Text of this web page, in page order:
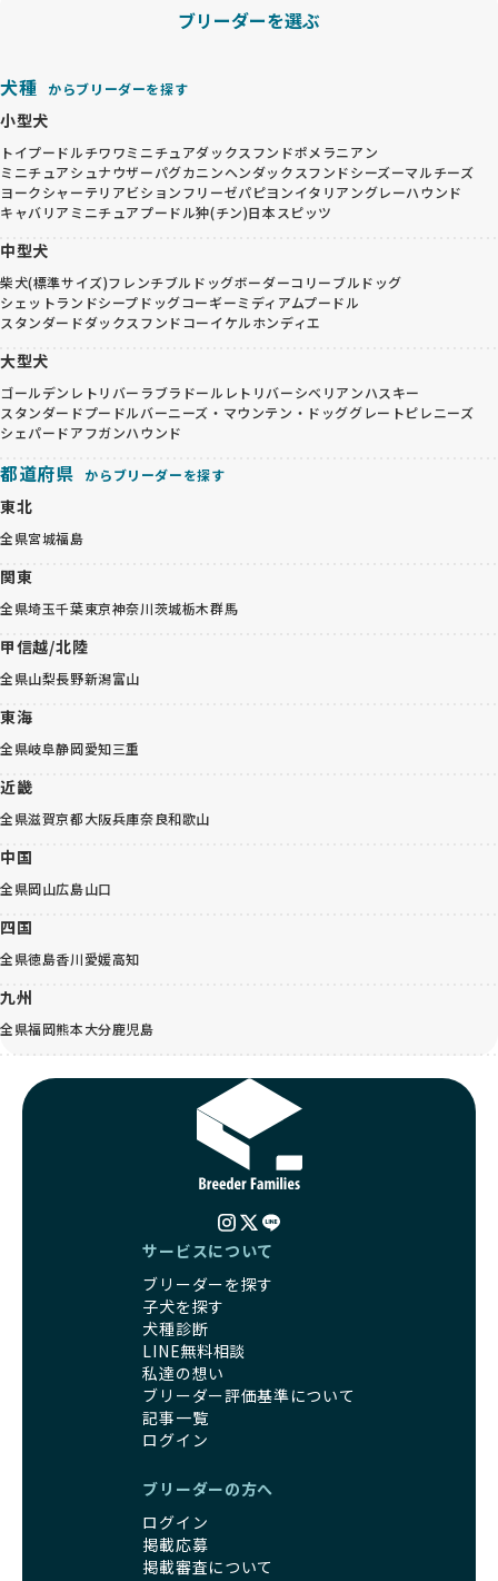
ブリーダーを選ぶ
犬種 からブリーダーを探す
小型犬
トイプードルチワワミニチュアダックスフンドポメラニアン
ミニチュアシュナウザーパグカニンヘンダックスフンドシーズーマルチーズ
ヨークシャーテリアビションフリーゼパピヨンイタリアングレーハウンド
キャバリア ミニチュアプードル狆(チン)日本スピッツ
中型犬
柴犬(標準サイズ)フレンチブルドッグボーダーコリーブルドッグ
シェットランドシープドッグコーギーミディアムプードル
スタンダードダックスフンドコーイケルホンディエ
大型犬
ゴールデンレトリバー ラブラドールレトリバーシベリアンハスキー
スタンダードプードルバーニーズ・マウンテン・ドッググレートピレニーズ
シェパードアフガンハウンド
都道府県 からブリーダーを探す
東北
全県宮城福島
関東
全県埼玉千葉東京神奈川茨城栃木群馬
甲信越/北陸
全県山梨長野新潟富山
東海
全県岐阜静岡愛知三重
近畿
全県滋賀京都大阪兵庫奈良和歌山
中国
全県岡山広島山口
四国
全県徳島香川愛媛高知
九州
全県福岡熊本大分鹿児島
サービスについて
ブリーダーを探す
子犬を探す
犬種診断
LINE無料相談
私達の想い
ブリーダー評価基準について
記事一覧
ログイン
ブリーダーの方へ
ログイン
掲載応募
掲載審査について